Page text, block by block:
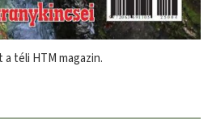
téli HTM magazin.